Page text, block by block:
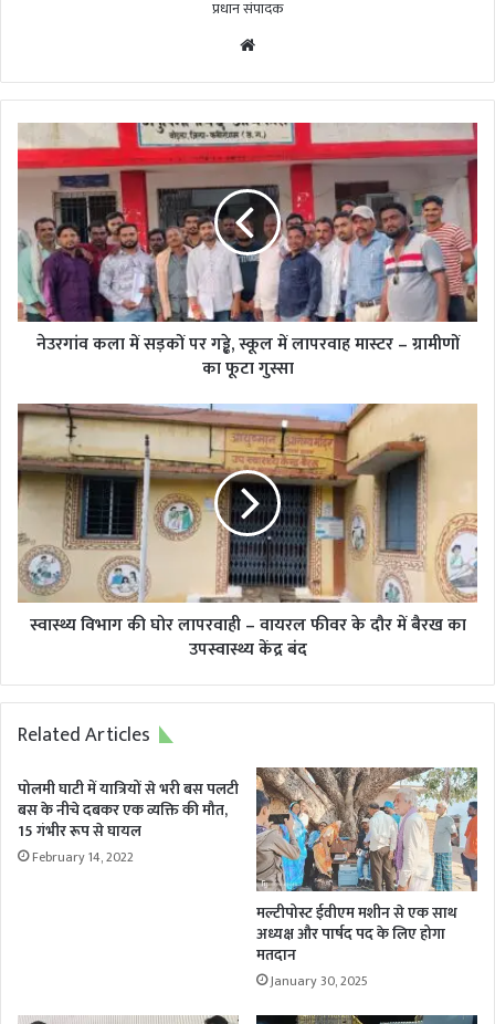
प्रधान संपादक
कला
में
पर
गड्ढे,
स्कूल
में
लापरवाह
मास्टर
का
फूटा
गुस्सा
नेउरगांव कला में सड़कों पर गड्ढे, स्कूल में लापरवाह मास्टर – ग्रामीणों
का फूटा गुस्सा
स्वास्थ्य
विभाग
की
घोर
लापरवाही
–
वायरल
फीवर
के
दौर
का
केंद्र
स्वास्थ्य विभाग की घोर लापरवाही – वायरल फीवर के दौर में बैरख का
उपस्वास्थ्य केंद्र बंद
Related Articles
पोलमी घाटी में यात्रियों से भरी बस पलटी
बस के नीचे दबकर एक व्यक्ति की मौत,
15 गंभीर रूप से घायल
February 14, 2022
मल्टीपोस्ट ईवीएम मशीन से एक साथ
अध्यक्ष और पार्षद पद के लिए होगा
मतदान
January 30, 2025